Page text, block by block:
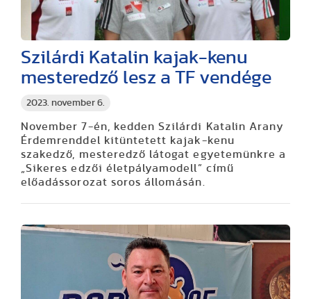
2023. november 6.
Szilárdi Katalin kajak-kenu
mesteredző lesz a TF vendége
November 7-én, kedden Szilárdi Katalin Arany
Érdemrenddel kitüntetett kajak-kenu
szakedző, mesteredző látogat egyetemünkre a
„Sikeres edzői életpályamodell” című
előadássorozat soros állomásán.